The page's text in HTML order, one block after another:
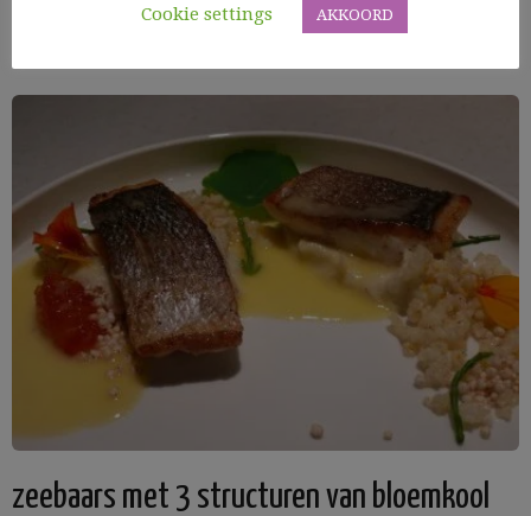
zeebaars met 3 structuren van bloemkool
Cookie settings
AKKOORD